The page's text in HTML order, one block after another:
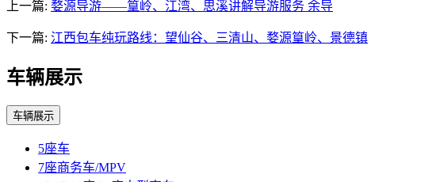
上一篇: 婺源导游——篁岭、江湾、思溪讲解导游服务 余导
下一篇: 江西包车纯玩路线：望仙谷、三清山、婺源篁岭、景德镇
车辆展示
车辆展示
5座车
7座商务车/MPV